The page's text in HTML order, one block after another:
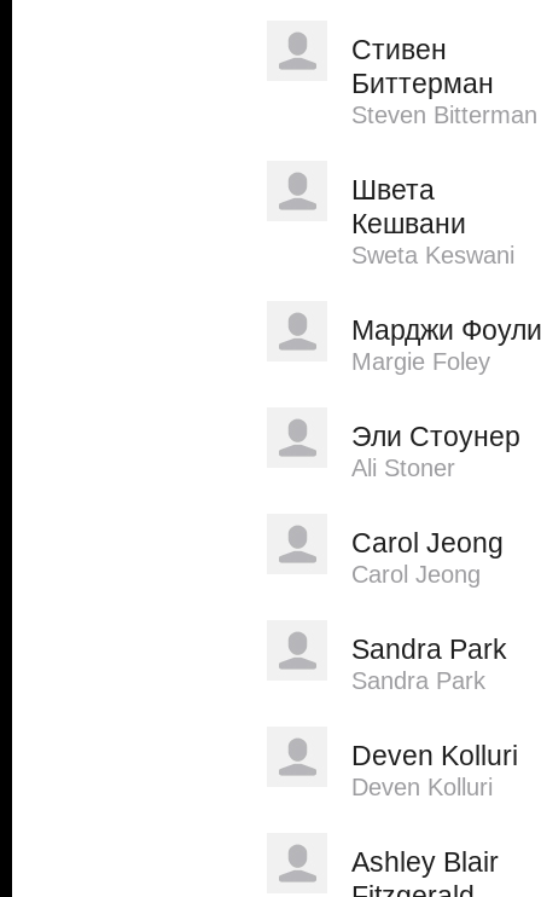
Стивен
Биттерман
Steven Bitterman
Швета
Кешвани
Sweta Keswani
Марджи Фоули
Margie Foley
Эли Стоунер
Ali Stoner
Carol Jeong
Carol Jeong
Sandra Park
Sandra Park
Deven Kolluri
Deven Kolluri
Ashley Blair